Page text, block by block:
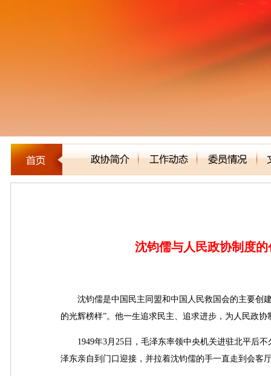
沈钧儒与人民政协制度
沈钧儒是中国民主同盟和中国人民救国会的主要创建
的光辉榜样”。他一生追求民主、追求进步，为人民政
1949年3月25日，毛泽东率领中央机关进驻北平后不
泽东亲自到门口迎接，并拉着沈钧儒的手一直走到会客